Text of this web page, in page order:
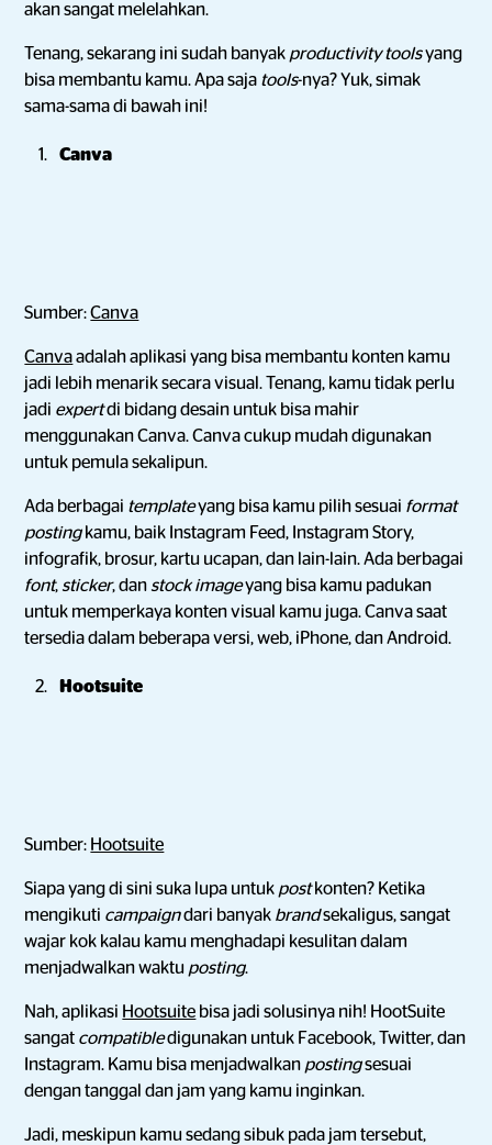
akan sangat melelahkan.
Tenang, sekarang ini sudah banyak productivity toolsyang
bisa membantu kamu. Apa saja tools-nya? Yuk, simak
sama-sama di bawah ini!
Canva
Sumber:Canva
Canvaadalah aplikasi yang bisa membantu konten kamu
jadi lebih menarik secara visual. Tenang, kamu tidak perlu
jadi expertdi bidang desain untuk bisa mahir
menggunakan Canva. Canva cukup mudah digunakan
untuk pemula sekalipun.
Ada berbagai templateyang bisa kamu pilih sesuai format
posting kamu, baik Instagram Feed, Instagram Story,
infografik, brosur, kartu ucapan, dan lain-lain. Ada berbagai
font, sticker, dan stock imageyang bisa kamu padukan
untuk memperkaya konten visual kamu juga. Canva saat
tersedia dalam beberapa versi, web, iPhone, dan Android.
Hootsuite
Sumber: Hootsuite
Siapa yang di sini suka lupa untuk postkonten? Ketika
mengikuti campaigndari banyak brandsekaligus, sangat
wajar kok kalau kamu menghadapi kesulitan dalam
menjadwalkan waktu posting.
Nah, aplikasi Hootsuite bisa jadi solusinya nih! HootSuite
sangat compatibledigunakan untuk Facebook, Twitter, dan
Instagram. Kamu bisa menjadwalkan postingsesuai
dengan tanggal dan jam yang kamu inginkan.
Jadi, meskipun kamu sedang sibuk pada jam tersebut,